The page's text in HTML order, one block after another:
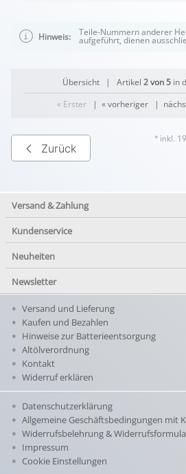
Hinweis: Teile-Nummern anderer
aufgeführt, dienen
Übersicht | Artikel 2 von 5 in
« Erster| « vorheriger|
Zurück
* inkl.
Versand & Zahlung
Kundenservice
Neuheiten
Newsletter
Versand und Lieferung
Kaufen und Bezahlen
Hinweise zur Batterieentsorgung
Altölverordnung
Kontakt
Widerruf erklären
Datenschutzerklärung
Allgemeine Geschäftsbedingungen mit
Widerrufsbelehrung &
Impressum
Cookie Einstellungen